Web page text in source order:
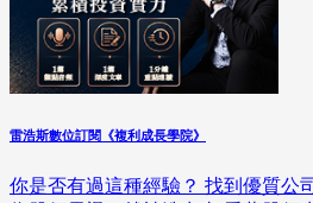
雷浩斯數位訂閱《複利成長學院》
你是否有過這種經驗？ 找到優質公